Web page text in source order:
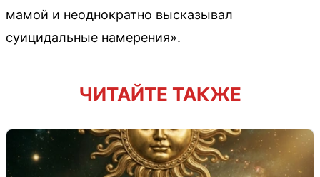
мамой и неоднократно высказывал
суицидальные намерения».
ЧИТАЙТЕ ТАКЖЕ